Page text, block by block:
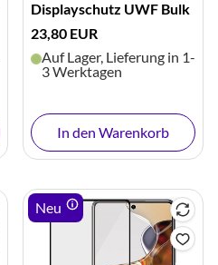
Displayschutz UWF Bulk
23,80 EUR
Auf Lager, Lieferung in 1-
3 Werktagen
In den Warenkorb
Neu